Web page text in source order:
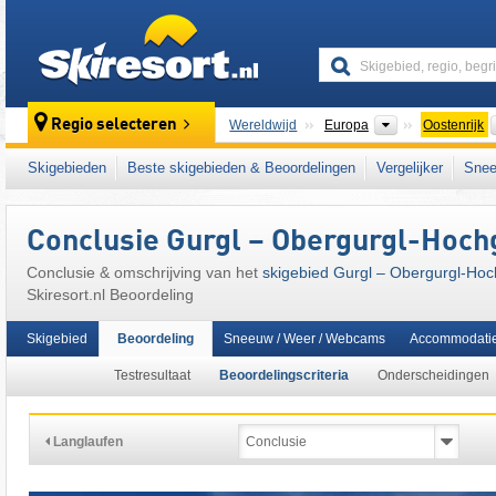
Regio selecteren Wereldwijd Europa Continenten
Oostenrijk
Dit skigebied ligt ook in: Ötztaler Alpen
het westen van Oostenrijk
Oostenrijkse Alpen
Skigebieden Beste skigebieden & Beoordelingen Vergelijker
Conclusie Gurgl – Obergurgl-
Conclusie & omschrijving van het skigebied Gurgl – Obergurgl-
Skiresort.nl Beoordeling
Skigebied Beoordeling
Testresultaat Beoordelingscriteria Onderscheidingen
Sneeuw / Weer / Webcams
Langlaufen